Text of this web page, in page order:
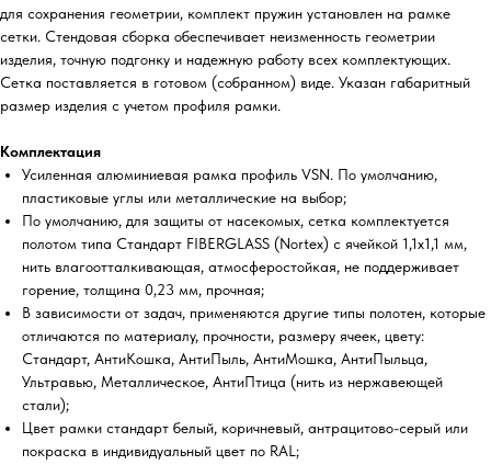
для сохранения геометрии, комплект пружин установлен на рамке
сетки. Стендовая сборка обеспечивает неизменность геометрии
изделия, точную подгонку и надежную работу всех комплектующих.
Сетка поставляется в готовом (собранном) виде. Указан габаритный
размер изделия с учетом профиля рамки.
Комплектация
Усиленная алюминиевая рамка профиль VSN. По умолчанию,
пластиковые углы или металлические на выбор;
По умолчанию, для защиты от насекомых, сетка комплектуется
полотом типа Стандарт FIBERGLASS (Nortex) с ячейкой 1,1х1,1 мм,
нить влагоотталкивающая, атмосферостойкая, не поддерживает
горение, толщина 0,23 мм, прочная;
В зависимости от задач, применяются другие типы полотен, которые
отличаются по материалу, прочности, размеру ячеек, цвету:
Стандарт, АнтиКошка, АнтиПыль, АнтиМошка, АнтиПыльца,
Ультравью, Металлическое, АнтиПтица (нить из нержавеющей
стали);
Цвет рамки стандарт белый, коричневый, антрацитово-серый или
покраска в индивидуальный цвет по RAL;